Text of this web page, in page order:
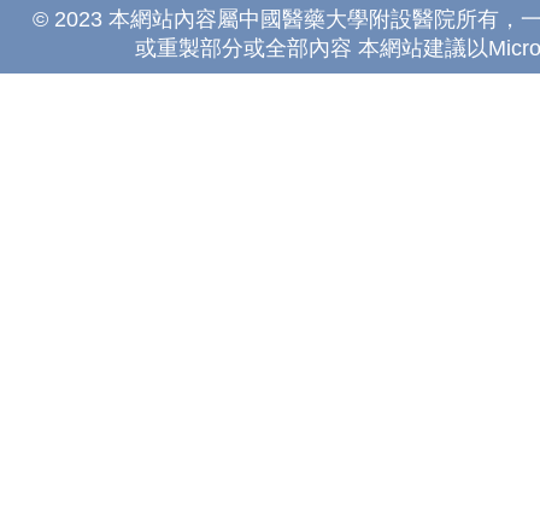
© 2023 本網站內容屬中國醫藥大學附設醫院所有，
或重製部分或全部內容 本網站建議以